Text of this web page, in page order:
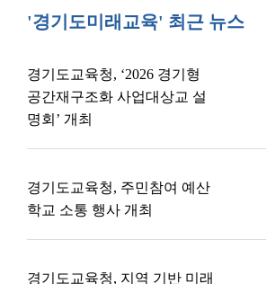
'경기도미래교육' 최근 뉴스
경기도교육청, ‘2026 경기형
공간재구조화 사업대상교 설
명회’ 개최
경기도교육청, 주민참여 예산
학교 소통 행사 개최
경기도교육청, 지역 기반 미래